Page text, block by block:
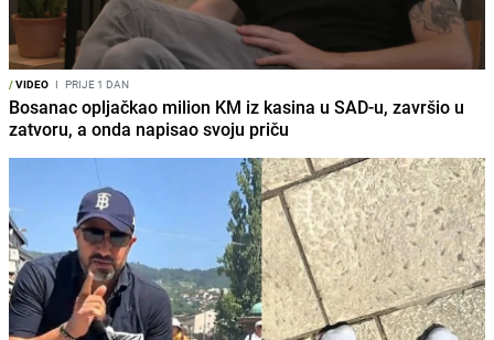
/VIDEO I PRIJE 1 DAN
Bosanac opljačkao milion KM iz kasina u SAD-u, završio u
zatvoru, a onda napisao svoju priču